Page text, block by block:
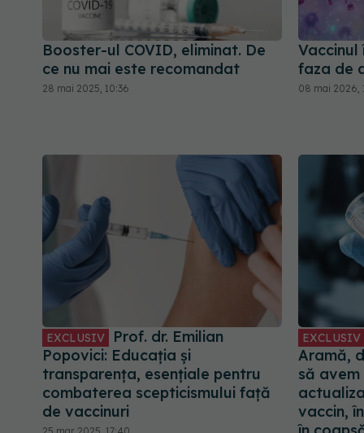
Booster-ul COVID, eliminat. De
ce nu mai este recomandat
28 mai 2025, 10:36
Vaccinul
faza de
08 mai 2026,
EXCLUSIV
Prof. dr. Emilian
Popovici: Educația și
transparența, esențiale pentru
combaterea scepticismului față
de vaccinuri
EXCLUSIV
Aramă,
să avem
vaccin,